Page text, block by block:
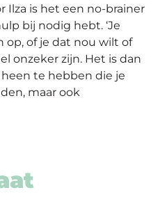
Ilza is het een no-brainer
bij nodig hebt. ‘Je
of je dat nou wilt of
onzeker zijn. Het is dan
te hebben die je
maar ook